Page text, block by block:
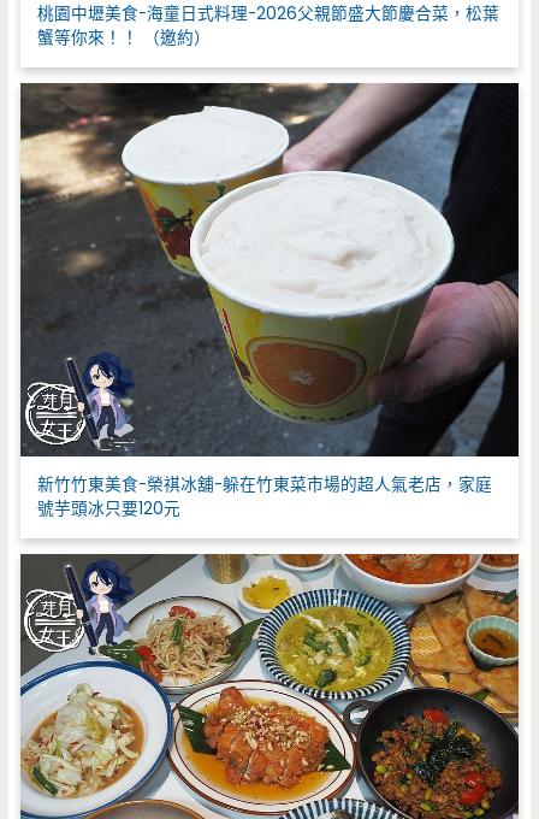
桃園中壢美食-海童日式料理-2026父親節盛大節慶合菜，松葉
蟹等你來！！ （邀約）
新竹竹東美食-榮祺冰舖-躲在竹東菜市場的超人氣老店，家庭
號芋頭冰只要120元